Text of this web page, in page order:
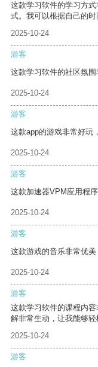
这款学习软件的学习方
式。我可以根据自己的时
2025-10-24
游客
这款学习软件的社区氛围
2025-10-24
游客
这款app的游戏非常好玩
2025-10-24
游客
这款加速器VPM应用程
2025-10-24
游客
这款游戏的音乐非常优美
2025-10-24
游客
这款学习软件的课程内
解非常生动，让我能够轻
2025-10-24
游客